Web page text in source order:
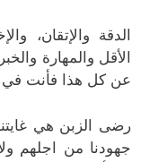
الدقة والإتقان،
الأقل والمهارة
عن كل هذا فأنت في
رضى الزبن هي
جهودنا من اجلهم